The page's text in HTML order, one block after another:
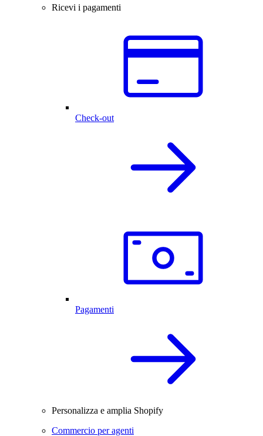
Ricevi i pagamenti
Check-out
Pagamenti
Personalizza e amplia Shopify
Commercio per agenti